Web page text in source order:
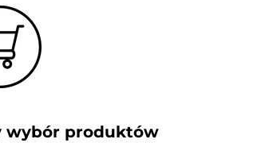
wybór produktów